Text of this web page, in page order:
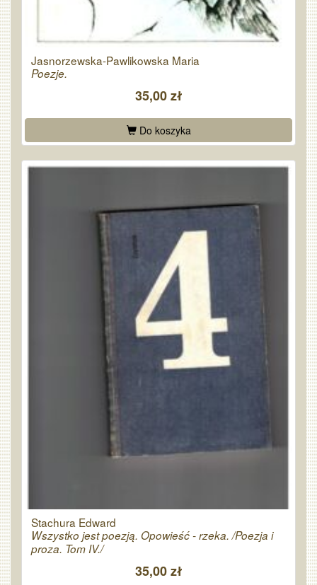
Jasnorzewska-Pawlikowska Maria
Poezje.
35,00 zł
Do koszyka
Stachura Edward
Wszystko jest poezją. Opowieść - rzeka. /Poezja i
proza. Tom IV./
35,00 zł